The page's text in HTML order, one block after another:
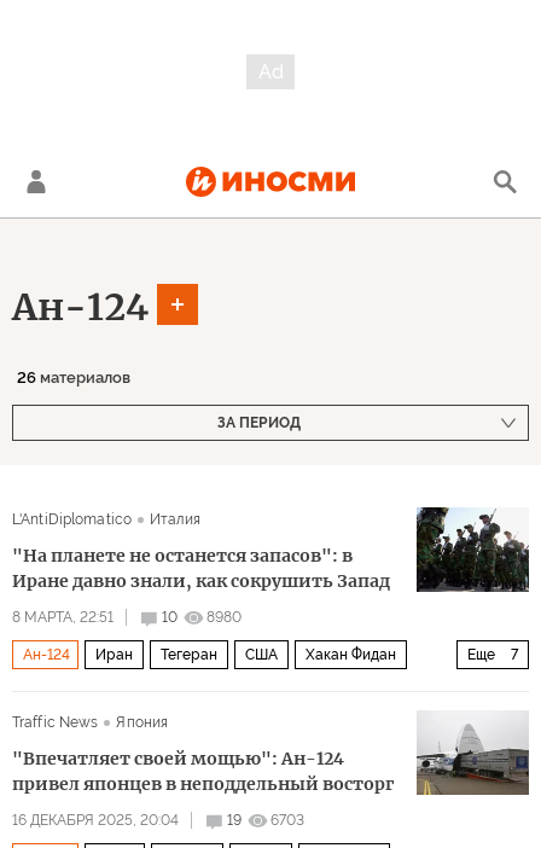
Ан-124
26 материалов
ЗА ПЕРИОД
L'AntiDiplomatico Италия
"На планете не останется запасов": в
Иране давно знали, как сокрушить Запад
8 МАРТА, 22:51 10 8980
Еще 7
Ан-124 Иран Тегеран США Хакан Фидан
Traffic News Япония
"Впечатляет своей мощью": Ан-124
привел японцев в неподдельный восторг
16 ДЕКАБРЯ 2025, 20:04 19 6703